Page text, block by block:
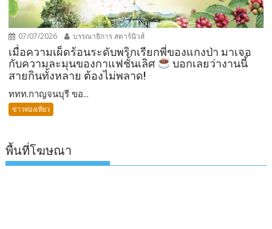
07/07/2026 บรรณาธิการ สตาร์นิวส์
เมื่อความเผ็ดร้อนระดับพริกเรียกพี่ของแกงป่า มาเจอ
กับความละมุนของกาแฟชั้นเลิศ
บอกเลยว่างานนี้
สายกินทั้งหลาย ต้องไม่พลาด!
ททท.กาญจนบุรี ขอ...
ข่าวท่องเที่ยว
พื้นที่โฆษณา